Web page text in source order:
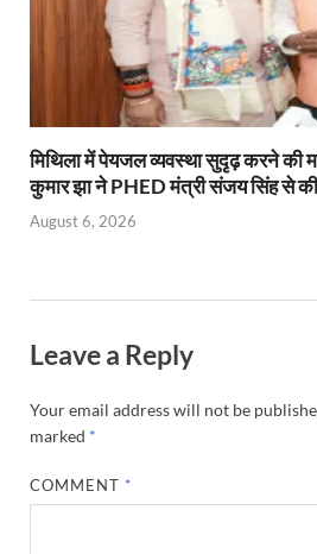
मिथिला में पेयजल व्यवस्था सुदृढ़ करने की
कुमार झा ने PHED मंत्री संजय सिंह से
August 6, 2026
Leave a Reply
Your email address will not be
marked *
COMMENT *